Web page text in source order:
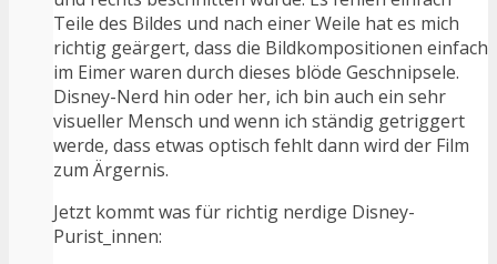
Teile des Bildes und nach einer Weile hat es mich
richtig geärgert, dass die Bildkompositionen einfach
im Eimer waren durch dieses blöde Geschnipsele.
Disney-Nerd hin oder her, ich bin auch ein sehr
visueller Mensch und wenn ich ständig getriggert
werde, dass etwas optisch fehlt dann wird der Film
zum Ärgernis.
Jetzt kommt was für richtig nerdige Disney-
Purist_innen: